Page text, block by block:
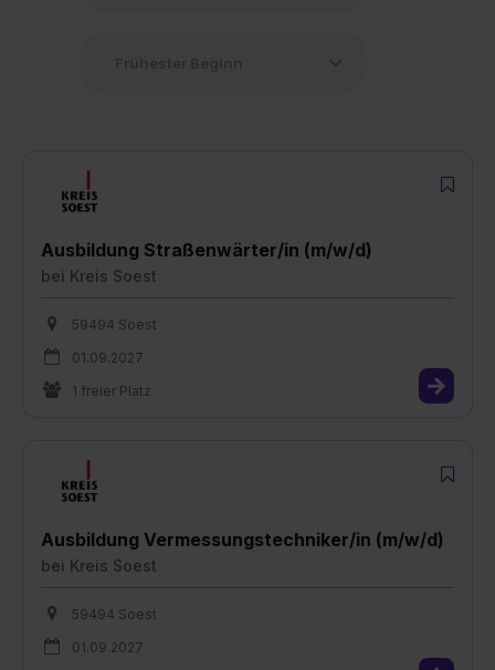
Ausbildung Straßenwärter/in (m/w/d)
bei Kreis Soest
59494 Soest
01.09.2027
1 freier Platz
Ausbildung Vermessungstechniker/in (m/w/d)
bei Kreis Soest
59494 Soest
01.09.2027